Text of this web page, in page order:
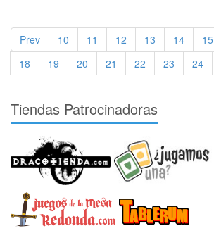
Prev 10 11 12 13 14 15
18
19 20 21 22 23 24
Tiendas Patrocinadoras